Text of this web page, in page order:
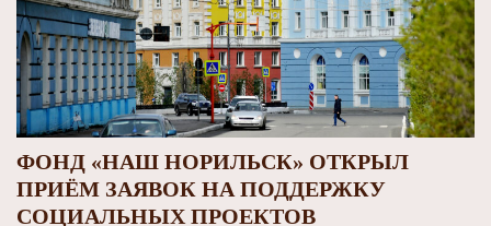
ФОНД «НАШ НОРИЛЬСК» ОТКРЫЛ
ПРИЁМ ЗАЯВОК НА ПОДДЕРЖКУ
СОЦИАЛЬНЫХ ПРОЕКТОВ